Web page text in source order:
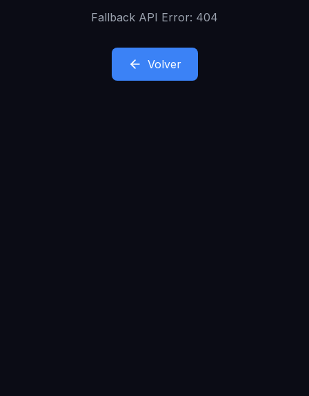
Fallback API Error: 404
Volver